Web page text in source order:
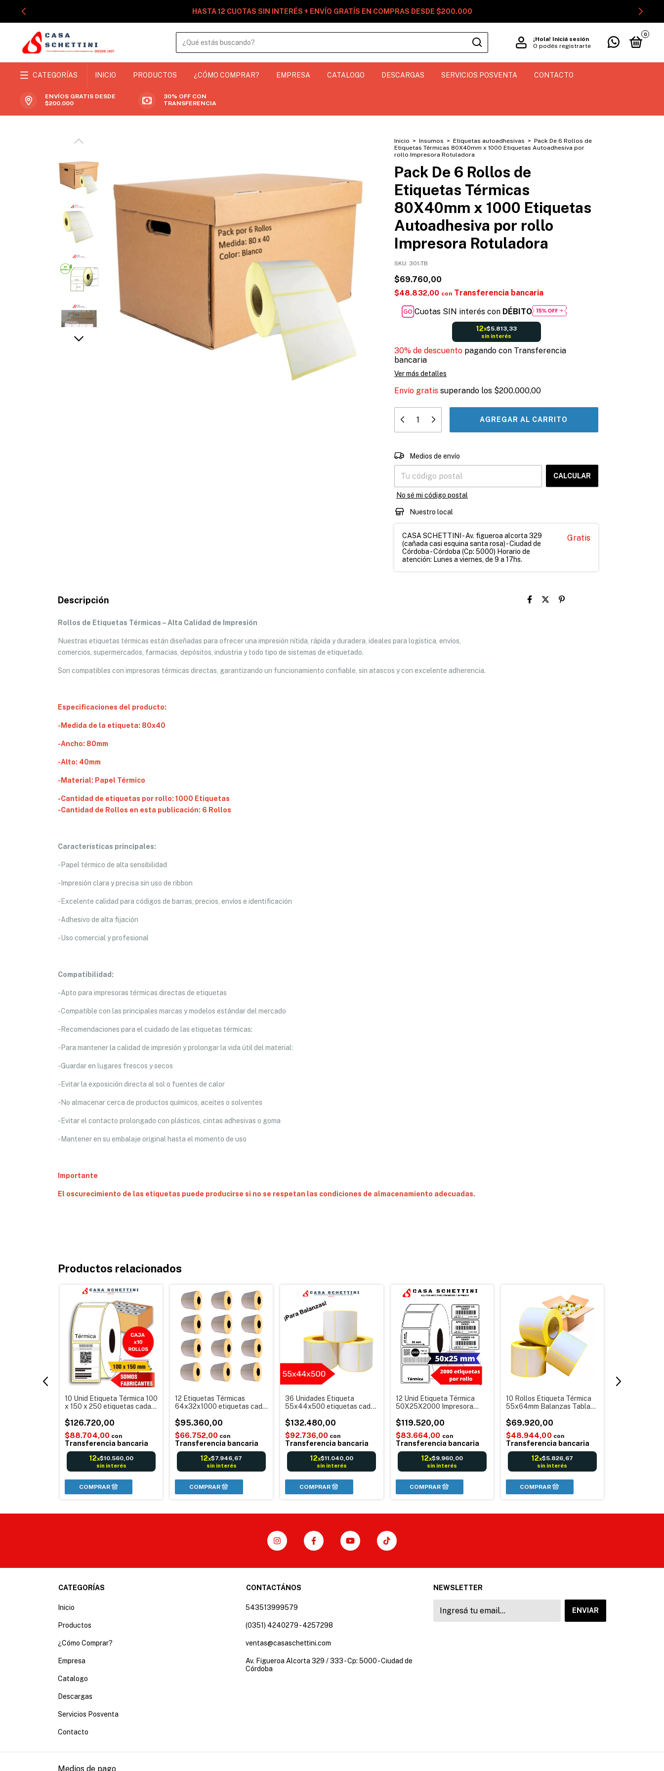
HASTA 12 CUOTAS SIN INTERÉS + ENVÍO GRATÍS EN COMPRAS DESDE $200.000
¡Hola! Iniciá sesión
O podés registrarte
0
CATEGORÍAS INICIO PRODUCTOS ¿CÓMO COMPRAR? EMPRESA CATALOGO DESCARGAS SERVICIOS POSVENTA CONTACTO
ENVÍOS GRATIS DESDE
$200.000
30% OFF CON
TRANSFERENCIA
Inicio > Insumos > Etiquetas autoadhesivas > Pack De 6 Rollos de
Etiquetas Térmicas 80X40mm x 1000 Etiquetas Autoadhesiva por
rollo Impresora Rotuladora
Pack De 6 Rollos de
Etiquetas Térmicas
80X40mm x 1000 Etiquetas
Autoadhesiva por rollo
Impresora Rotuladora
SKU: 301-TB
$69.760,00
$48.832,00 con Transferencia bancaria
Cuotas SIN interés con DÉBITO
12x$5.813,33
sin interés
30% de descuento pagando con Transferencia
bancaria
Ver más detalles
Envío gratis superando los $200.000,00
Entregas para el CP:
Medios de envío
CALCULAR
No sé mi código postal
Nuestro local
CASA SCHETTINI - Av. figueroa alcorta 329
(cañada casi esquina santa rosa) - Ciudad de
Córdoba - Córdoba (Cp: 5000) Horario de
atención: Lunes a viernes, de 9 a 17hs.
Gratis
Descripción
Rollos de Etiquetas Térmicas – Alta Calidad de Impresión
Nuestras etiquetas térmicas están diseñadas para ofrecer una impresión nítida, rápida y duradera, ideales para logística, envíos,
comercios, supermercados, farmacias, depósitos, industria y todo tipo de sistemas de etiquetado.
Son compatibles con impresoras térmicas directas, garantizando un funcionamiento confiable, sin atascos y con excelente adherencia.
Especificaciones del producto:
-Medida de la etiqueta: 80x40
-Ancho: 80mm
-Alto: 40mm
-Material: Papel Térmico
-Cantidad de etiquetas por rollo: 1000 Etiquetas
-Cantidad de Rollos en esta publicación: 6 Rollos
Características principales:
-Papel térmico de alta sensibilidad
-Impresión clara y precisa sin uso de ribbon
-Excelente calidad para códigos de barras, precios, envíos e identificación
-Adhesivo de alta fijación
-Uso comercial y profesional
Compatibilidad:
-Apto para impresoras térmicas directas de etiquetas
-Compatible con las principales marcas y modelos estándar del mercado
-Recomendaciones para el cuidado de las etiquetas térmicas:
-Para mantener la calidad de impresión y prolongar la vida útil del material:
-Guardar en lugares frescos y secos
-Evitar la exposición directa al sol o fuentes de calor
-No almacenar cerca de productos químicos, aceites o solventes
-Evitar el contacto prolongado con plásticos, cintas adhesivas o goma
-Mantener en su embalaje original hasta el momento de uso
Importante
El oscurecimiento de las etiquetas puede producirse si no se respetan las condiciones de almacenamiento adecuadas.
Productos relacionados
10 Unid Etiqueta Térmica 100
x 150 x 250 etiquetas cada
Mercadolibre MercadoEnvíos
$126.720,00
$88.704,00 con
Transferencia bancaria
12x$10.560,00
sin interés
12 Etiquetas Térmicas
64x32x1000 etiquetas cada
etiquetas
$95.360,00
$66.752,00 con
Transferencia bancaria
12x$7.946,67
sin interés
36 Unidades Etiqueta
55x44x500 etiquetas cada
Sticker
$132.480,00
$92.736,00 con
Transferencia bancaria
12x$11.040,00
sin interés
12 Unid Etiqueta Térmica
50X25X2000 Impresora
$119.520,00
$83.664,00 con
Transferencia bancaria
12x$9.960,00
sin interés
10 Rollos Etiqueta Térmica
55x64mm Balanzas Tabla
Autoadhesiva
$69.920,00
$48.944,00 con
Transferencia bancaria
12x$5.826,67
sin interés
CATEGORÍAS
Inicio
Productos
¿Cómo Comprar?
Empresa
Catalogo
Descargas
Servicios Posventa
Contacto
CONTACTÁNOS
543513999579
(0351) 4240279 - 4257298
ventas@casaschettini.com
Av. Figueroa Alcorta 329 / 333 - Cp: 5000 - Ciudad de
Córdoba
NEWSLETTER
Medios de pago